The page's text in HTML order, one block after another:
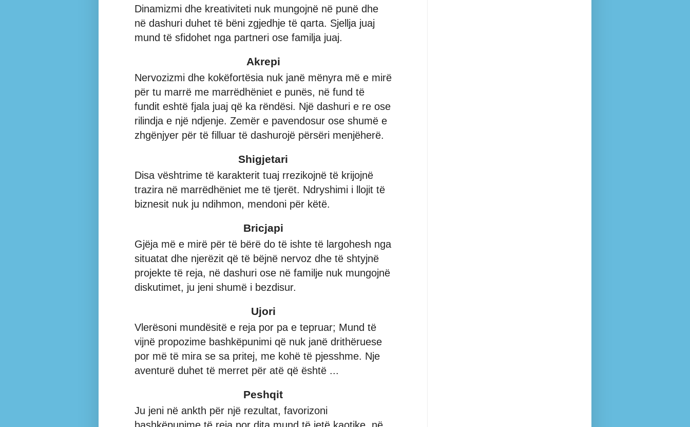
Dinamizmi dhe kreativiteti nuk mungojnë në punë dhe
në dashuri duhet të bëni zgjedhje të qarta. Sjellja juaj
mund të sfidohet nga partneri ose familja juaj.
Akrepi
Nervozizmi dhe kokëfortësia nuk janë mënyra më e mirë
për tu marrë me marrëdhëniet e punës, në fund të
fundit eshtë fjala juaj që ka rëndësi. Një dashuri e re ose
rilindja e një ndjenje. Zemër e pavendosur ose shumë e
zhgënjyer për të filluar të dashurojë përsëri menjëherë.
Shigjetari
Disa vështrime të karakterit tuaj rrezikojnë të krijojnë
trazira në marrëdhëniet me të tjerët. Ndryshimi i llojit të
biznesit nuk ju ndihmon, mendoni për këtë.
Bricjapi
Gjëja më e mirë për të bërë do të ishte të largohesh nga
situatat dhe njerëzit që të bëjnë nervoz dhe të shtyjnë
projekte të reja, në dashuri ose në familje nuk mungojnë
diskutimet, ju jeni shumë i bezdisur.
Ujori
Vlerësoni mundësitë e reja por pa e tepruar; Mund të
vijnë propozime bashkëpunimi që nuk janë drithëruese
por më të mira se sa pritej, me kohë të pjesshme. Nje
aventurë duhet të merret për atë që është ...
Peshqit
Ju jeni në ankth për një rezultat, favorizoni